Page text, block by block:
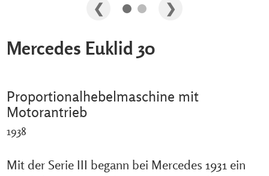
Mercedes Euklid 30
Proportionalhebelmaschine mit
Motorantrieb
1938
Mit der Serie III begann bei Mercedes 1931 ein